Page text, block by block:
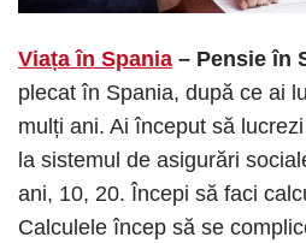
Viața în Spania – Pensie în
plecat în Spania, după ce ai
mulți ani. Ai început să
la sistemul de asigurări
ani, 10, 20. Începi să faci
Calculele încep să se